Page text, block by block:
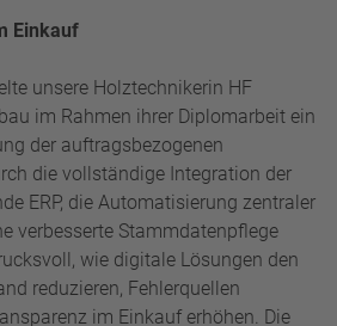
Einkauf
unsere Holztechnikerin HF
im Rahmen ihrer Diplomarbeit ein
der auftragsbezogenen
die vollständige Integration der
ERP, die Automatisierung zentraler
verbesserte Stammdatenpflege
wie digitale Lösungen den
reduzieren, Fehlerquellen
im Einkauf erhöhen. Die